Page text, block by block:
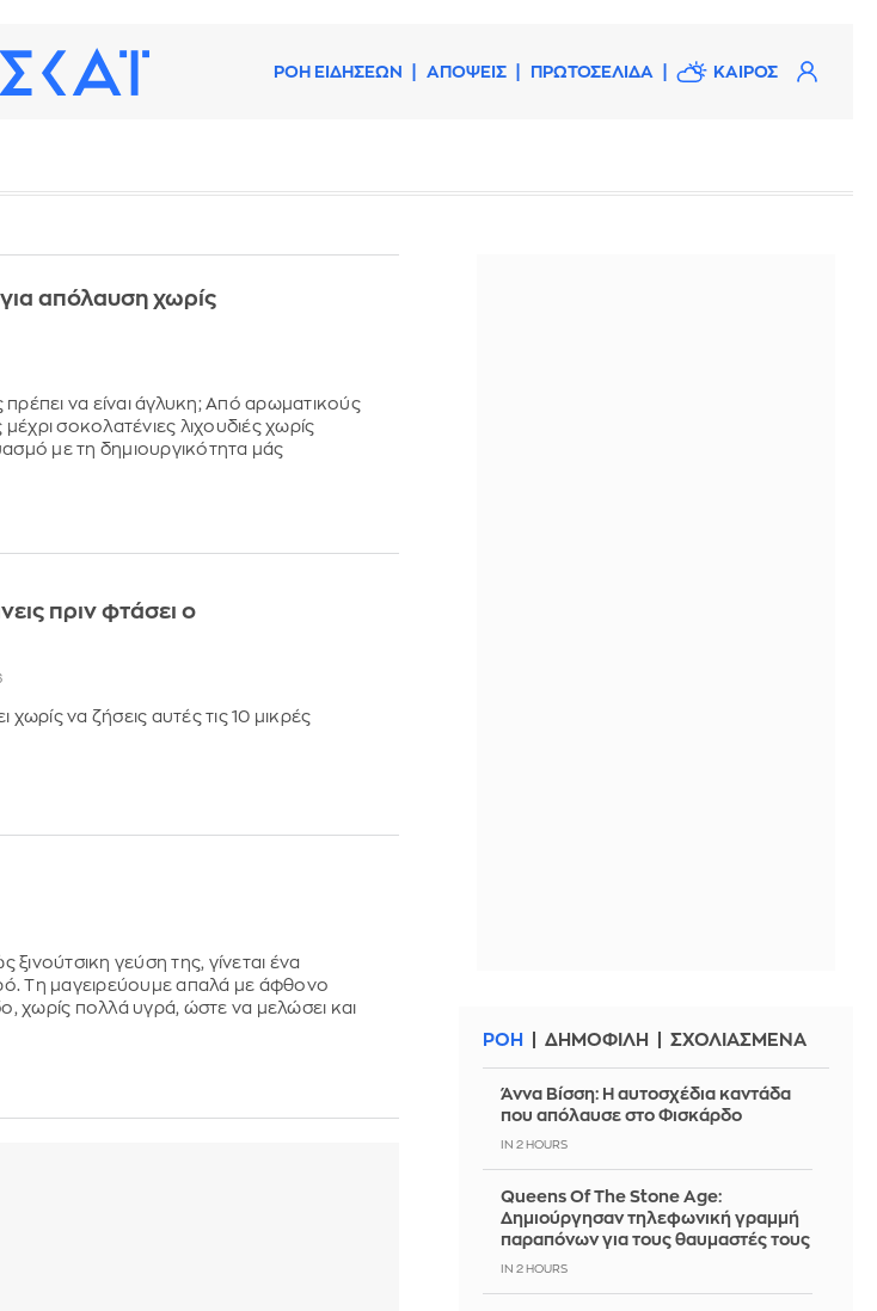
ΡΟΗ ΕΙΔΗΣΕΩΝ ΑΠΟΨΕΙΣ ΠΡΩΤΟΣΕΛΙΔΑ ΚΑΙΡΟΣ
απόλαυση χωρίς
πρέπει να είναι άγλυκη; Από αρωματικούς
σοκολατένιες λιχουδιές χωρίς
με τη δημιουργικότητα μάς
πριν φτάσει ο
να ζήσεις αυτές τις 10 μικρές
γεύση της, γίνεται ένα
Τη μαγειρεύουμε απαλά με άφθονο
χωρίς πολλά υγρά, ώστε να μελώσει και
ΡΟΗ ΔΗΜΟΦΙΛΗ ΣΧΟΛΙΑΣΜΕΝΑ
Άννα Βίσση: Η αυτοσχέδια καντάδα
που απόλαυσε στο Φισκάρδο
IN 2 HOURS
Queens Of The Stone Age:
Δημιούργησαν τηλεφωνική γραμμή
παραπόνων για τους θαυμαστές τους
IN 2 HOURS